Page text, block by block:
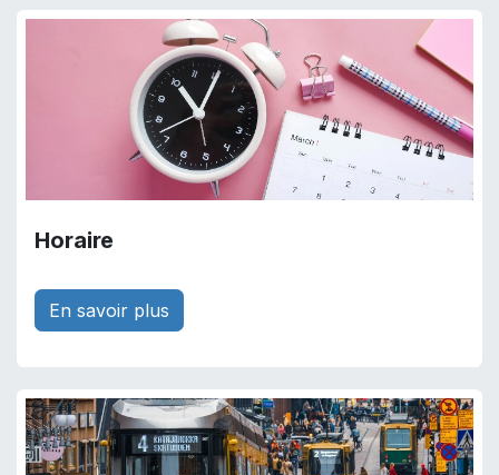
Horaire
En savoir plus